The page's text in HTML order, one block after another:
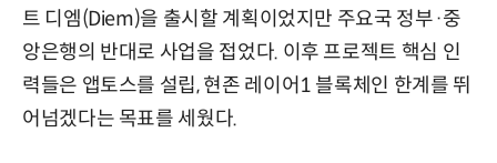
트 디엠(Diem)을 출시할 계획이었지만 주요국 정부·중
앙은행의 반대로 사업을 접었다. 이후 프로젝트 핵심 인
력들은 앱토스를 설립, 현존 레이어1 블록체인 한계를 뛰
어넘겠다는 목표를 세웠다.